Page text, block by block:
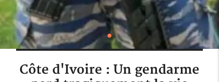
Côte d'Ivoire : Un gendarme